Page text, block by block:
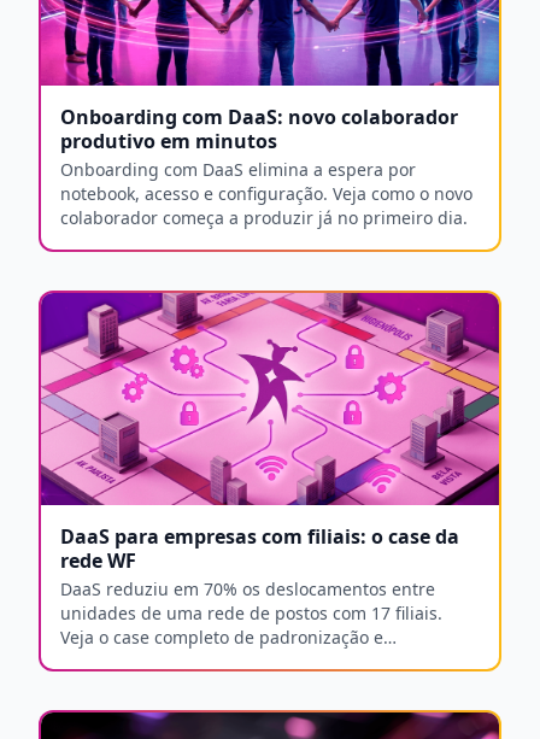
Onboarding com DaaS: novo colaborador
produtivo em minutos
Onboarding com DaaS elimina a espera por
notebook, acesso e configuração. Veja como o novo
colaborador começa a produzir já no primeiro dia.
DaaS para empresas com filiais: o case da
rede WF
DaaS reduziu em 70% os deslocamentos entre
unidades de uma rede de postos com 17 filiais.
Veja o case completo de padronização e